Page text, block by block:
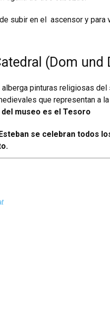
subir en el ascensor y para
(Dom
alberga pinturas religiosas
que representan a
museo es el Tesoro
se celebran todos